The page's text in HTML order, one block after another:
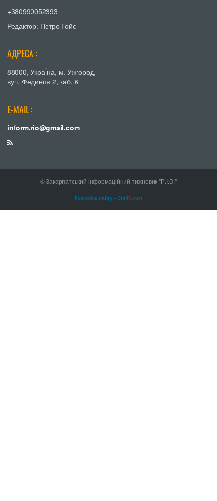
+380990052393
Редактор: Петро Гойс
АДРЕСА :
88000, УкраЇна, м. Ужгород,
вул. Фединця 2, каб. 6
E-MAIL :
inform.rio@gmail.com
© Закарпатський інформаційний тижневик "Р.І.О."
Розробка сайту - CrafIT.com